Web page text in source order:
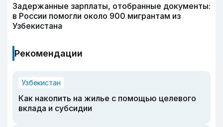
Задержанные зарплаты, отобранные документы:
в России помогли около 900 мигрантам из
Узбекистана
Рекомендации
Узбекистан
Как накопить на жилье с помощью целевого
вклада и субсидии